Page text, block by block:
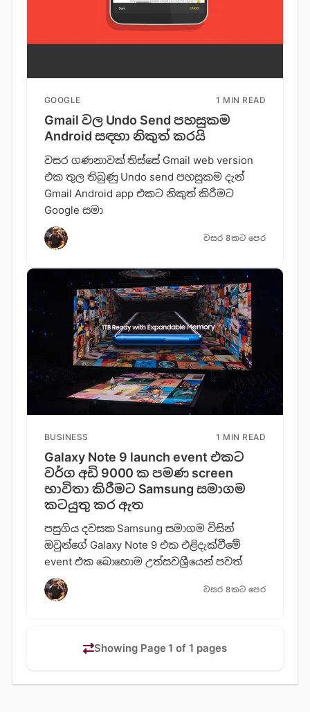
GOOGLE 1 MIN READ
Gmail වල Undo Send පහසුකම
Android සඳහා නිකුත් කරයි
වසර ගණනාවක් තිස්සේ Gmail web version
එක තුල තිබුණු Undo send පහසුකම දැන්
Gmail Android app එකට නිකුත් කිරීමට
Google සමා
වසර 8කට පෙර
BUSINESS 1 MIN READ
Galaxy Note 9 launch event එකට
වර්ග අඩි 9000 ක පමණ screen
භාවිතා කිරීමට Samsung සමාගම
කටයුතු කර ඇත
පසුගිය දවසක Samsung සමාගම විසින්
ඔවුන්ගේ Galaxy Note 9 එක එළිදැක්වීමේ
event එක බොහොම උත්සවශ්‍රීයෙන් පවත්
වසර 8කට පෙර
Showing Page 1 of 1 pages